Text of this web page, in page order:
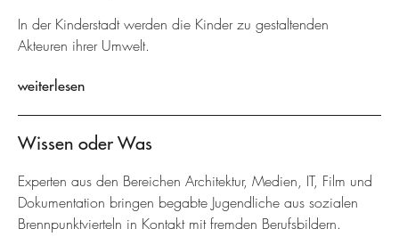
In der Kinderstadt werden die Kinder zu gestaltenden
Akteuren ihrer Umwelt.
weiterlesen
Wissen oder Was
Experten aus den Bereichen Architektur, Medien, IT, Film und
Dokumentation bringen begabte Jugendliche aus sozialen
Brennpunktvierteln in Kontakt mit fremden Berufsbildern.